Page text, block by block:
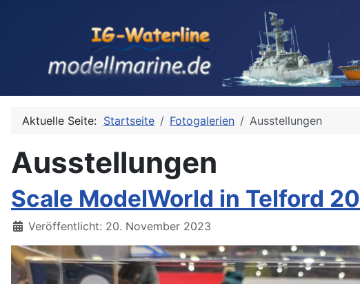
Aktuelle Seite: Startseite Fotogalerien Ausstellungen
Ausstellungen
Scale ModelWorld in Telford
Details
Veröffentlicht: 20. November 2023